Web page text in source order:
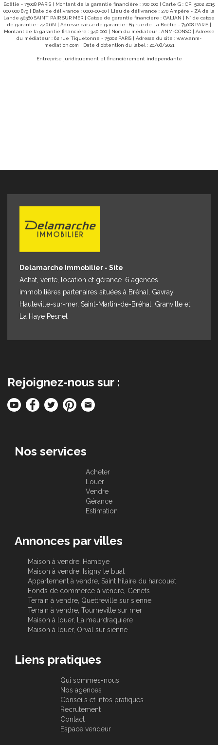
www.georisques.gouv.fr. Pour tout renseignement ou
organiser une visite, contactez Aymeric BOIVENT au 06 19
12 79 08 ou par e-mail à a.boivent@delamarcheimmo.com.
DELAMARCHE IMMOBILIER Agence d'Avranches 62, rue de
la Constitution 50300 AVRANCHES
Boëtie - 75008 PARIS | Montant de la garantie financière : 700 000 | Carte G : CPI 5002 2015
000 000 879 | Date de délivrance : 0000-00-00 | Lieu de délivrance : 270 Ampère - ZA de la
Lande 50380 SAINT PAIR SUR MER | Caisse de garantie financière : GALIAN | N° de caisse
de garantie : 44011N | Adresse caisse de garantie : 89 rue de La Boëtie - 75008 PARIS |
Montant de la garantie financière : 340 000 | Nom du médiateur : ANM-CONSO | Adresse
du médiateur : 62 rue Tiquetonne - 75002 PARIS | Adresse du site : www.anm-
mediation.com | Date d'obtention du label : 20/08/2021
Entreprise juridiquement et financièrement indépendante
Delamarche Immobilier - Site
Achat, vente, location et gérance. 6 agences
immobilières partenaires situées à Bréhal, Gavray,
Hauteville-sur-mer, Saint-Martin-de-Bréhal, Granville et
La Haye Pesnel
Rejoignez-nous sur :
Nos services
Acheter
Louer
Vendre
Gérance
Estimation
Annonces par villes
Maison à vendre, Hambye
Maison à vendre, Isigny le buat
Appartement à vendre, Saint hilaire du harcouet
Fonds de commerce à vendre, Genets
Terrain à vendre, Quettreville sur sienne
Terrain à vendre, Tourneville sur mer
Maison à louer, La meurdraquiere
Maison à louer, Orval sur sienne
Liens pratiques
Qui sommes-nous
Nos agences
Conseils et infos pratiques
Recrutement
Contact
Espace vendeur